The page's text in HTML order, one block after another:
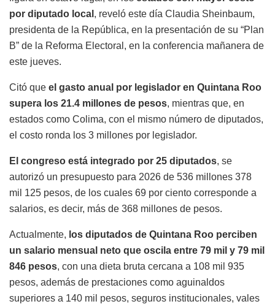
por diputado local , reveló este día Claudia Sheinbaum,
presidenta de la República, en la presentación de su “Plan
B” de la Reforma Electoral, en la conferencia mañanera de
este jueves.
Citó que el gasto anual por legislador en Quintana Roo
supera los 21.4 millones de pesos, mientras que, en
estados como Colima, con el mismo número de diputados,
el costo ronda los 3 millones por legislador.
El congreso está integrado por 25 diputados, se
autorizó un presupuesto para 2026 de 536 millones 378
mil 125 pesos, de los cuales 69 por ciento corresponde a
salarios, es decir, más de 368 millones de pesos.
Actualmente, los diputados de Quintana Roo perciben
un salario mensual neto que oscila entre 79 mil y 79 mil
846 pesos, con una dieta bruta cercana a 108 mil 935
pesos, además de prestaciones como aguinaldos
superiores a 140 mil pesos, seguros institucionales, vales